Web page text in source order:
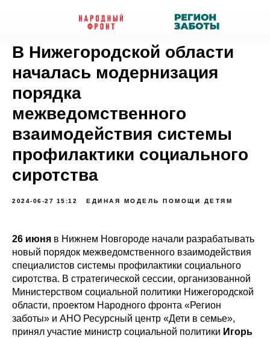
В Нижегородской области
началась модернизация
порядка
межведомственного
взаимодействия системы
профилактики социального
сиротства
2024-06-27 15:12 ЕДИНАЯ МОДЕЛЬ ПОМОЩИ ДЕТЯМ
26 июня в Нижнем Новгороде начали разрабатывать
новый порядок межведомственного взаимодействия
специалистов системы профилактики социального
сиротства. В стратегической сессии, организованной
Министерством социальной политики Нижегородской
области, проектом Народного фронта «Регион
заботы» и АНО Ресурсный центр «Дети в семье»,
принял участие министр социальной политики Игорь